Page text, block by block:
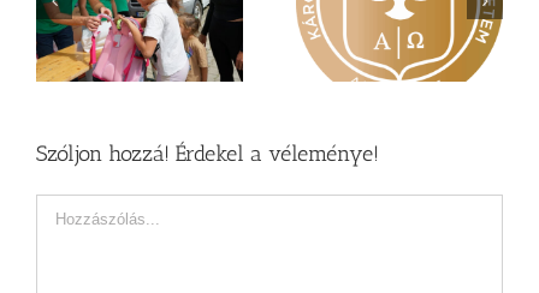
Nagy érdeklődés övezi
a Károli képzéseit
Vasárnapi üzenet –
Zsoltárok 149
Szóljon hozzá! Érdekel a véleménye!
Hozzászólás